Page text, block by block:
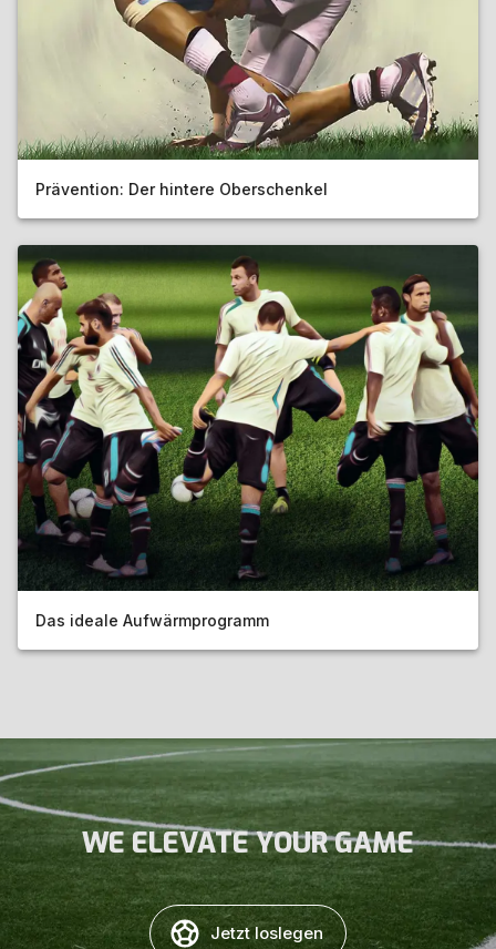
Prävention: Der hintere Oberschenkel
Das ideale Aufwärmprogramm
WE ELEVATE YOUR GAME
Jetzt loslegen